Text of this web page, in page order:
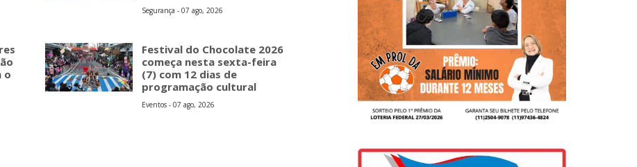
Segurança - 07 ago, 2026
o
Festival do Chocolate 2026
começa nesta sexta-feira
(7) com 12 dias de
programação cultural
Eventos - 07 ago, 2026